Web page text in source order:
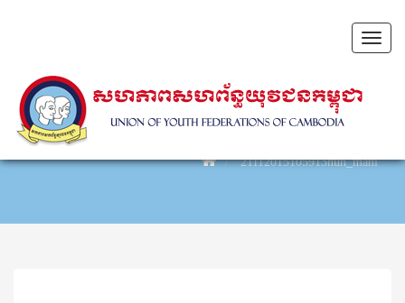
Toggle
21112015105913hun_mani